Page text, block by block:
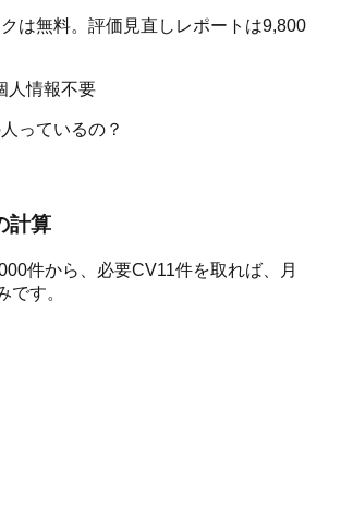
は無料。評価見直しレポートは9,800
人情報不要
っているの？
計算
件から、必要CV11件を取れば、月
です。